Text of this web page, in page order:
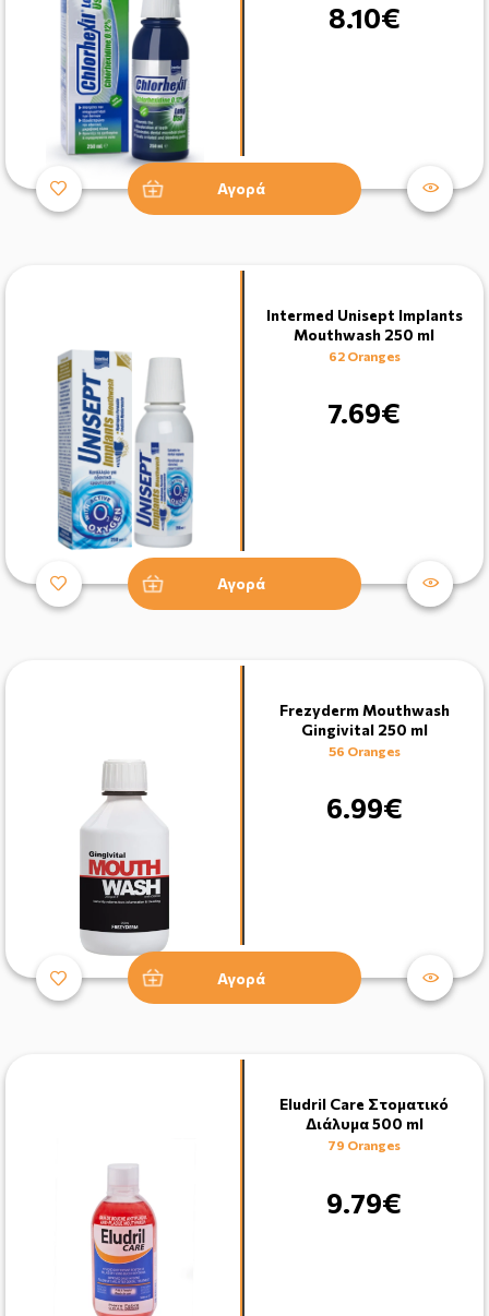
8.10€
Αγορά
Intermed Unisept Implants
Mouthwash 250 ml
62 Oranges
7.69€
Αγορά
Frezyderm Mouthwash
Gingivital 250 ml
56 Oranges
6.99€
Αγορά
Eludril Care Στοματικό
Διάλυμα 500 ml
79 Oranges
9.79€